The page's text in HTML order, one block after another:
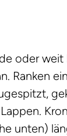
oder
Ranken
unten)